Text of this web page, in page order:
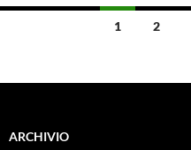
Navigazione
1 2
ARCHIVIO